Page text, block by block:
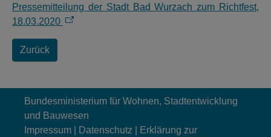
Pressemitteilung der Stadt Bad Wurzach zum Richtfest,
18.03.2020
Zurück
Bundesministerium für Wohnen, Stadtentwicklung
und Bauwesen
Impressum
Datenschutz Erklärung zur